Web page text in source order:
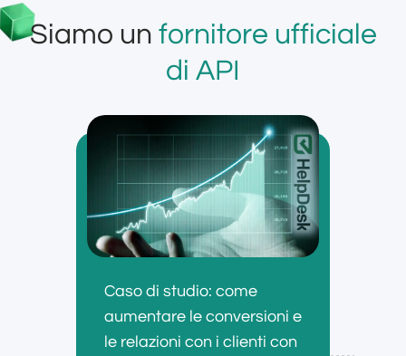
Siamo un fornitore ufficiale
di API
Caso di studio: come
aumentare le conversioni e
le relazioni con i clienti con